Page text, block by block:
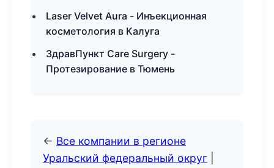
Laser Velvet Aura - Инъекционная
косметология в Калуга
ЗдравПункт Care Surgery -
Протезирование в Тюмень
← Все компании в регионе
Уральский федеральный округ